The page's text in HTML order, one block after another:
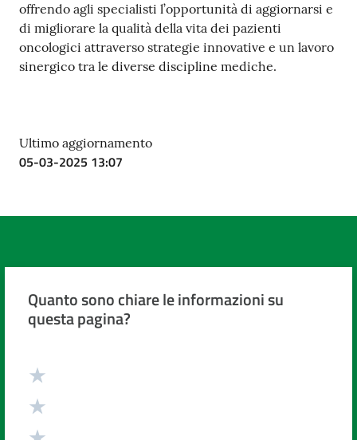
offrendo agli specialisti l’opportunità di aggiornarsi e
di migliorare la qualità della vita dei pazienti
oncologici attraverso strategie innovative e un lavoro
sinergico tra le diverse discipline mediche.
Ultimo aggiornamento
05-03-2025 13:07
Quanto sono chiare le informazioni su
questa pagina?